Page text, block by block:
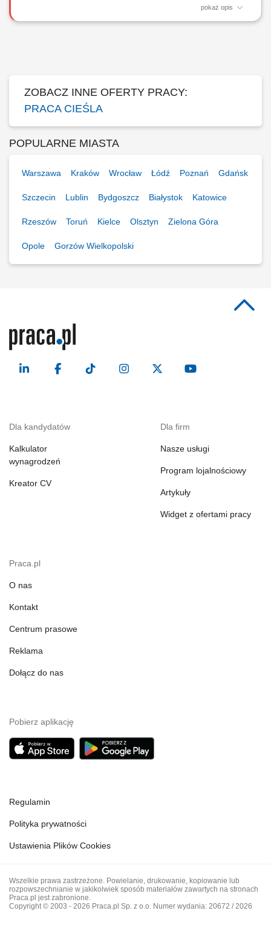
pokaż opis
Montaż nowoczesnych szalunków oraz systemów deskowań
ZOBACZ INNE OFERTY PRACY:
PRACA CIEŚLA
POPULARNE MIASTA
Warszawa Kraków Wrocław Łódź Poznań Gdańsk
Szczecin Lublin Bydgoszcz Białystok Katowice
Rzeszów Toruń Kielce Olsztyn Zielona Góra
Opole Gorzów Wielkopolski
Dla kandydatów
Kalkulator
wynagrodzeń
Kreator CV
Dla firm
Nasze usługi
Program lojalnościowy
Artykuły
Widget z ofertami pracy
Praca.pl
O nas
Kontakt
Centrum prasowe
Reklama
Dołącz do nas
Pobierz aplikację
Regulamin
Polityka prywatności
Ustawienia Plików Cookies
Wszelkie prawa zastrzeżone. Powielanie, drukowanie, kopiowanie lub
rozpowszechnianie w jakikolwiek sposób materiałów zawartych na stronach
Praca.pl jest zabronione.
Copyright © 2003 - 2026 Praca.pl Sp. z o.o. Numer wydania: 20672 / 2026